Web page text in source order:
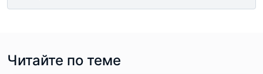
Читайте по теме